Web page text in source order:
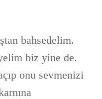
bahsedelim.
biz yine de.
onu sevmenizi